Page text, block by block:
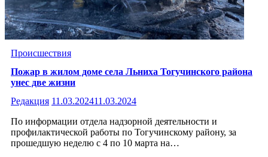
Происшествия
Пожар в жилом доме села Льниха Тогучинского района
унес две жизни
Редакция 11.03.202411.03.2024
По информации отдела надзорной деятельности и
профилактической работы по Тогучинскому району, за
прошедшую неделю с 4 по 10 марта на…